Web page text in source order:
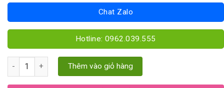
Chat Zalo
Hotline: 0962.039.555
Táo đỏ Tân Cương quantityThêm vào giỏ hàng